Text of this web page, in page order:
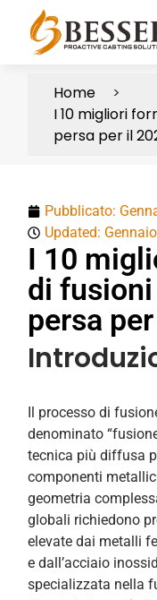
Home
I 10 migliori
persa per il
Pubblicato:
Updated:
I 10
di fusioni
persa
Il processo di
denominato
tecnica più diffusa
componenti
geometria
globali richiedono
elevate dai metalli
e dall’acciaio
specializzata nella